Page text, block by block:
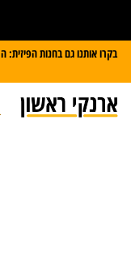
על כל מזוודת Slazenger